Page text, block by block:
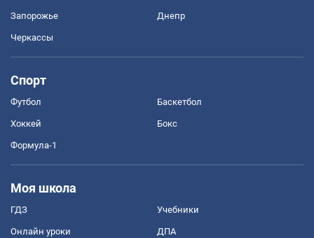
Запорожье Днепр
Черкассы
Спорт
Футбол Баскетбол
Хоккей Бокс
Формула-1
Моя школа
ГДЗ Учебники
Онлайн уроки ДПА